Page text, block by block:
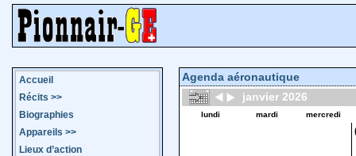
Accueil
Récits >>
Biographies
Appareils >>
Lieux d’action
Agenda aéronautique
janvier 2026
lundi mardi mercredi